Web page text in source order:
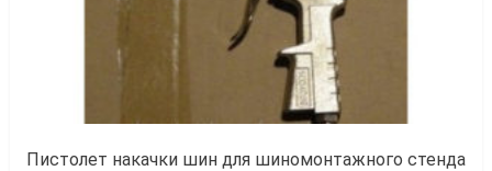
Пистолет накачки шин для шиномонтажного стенда